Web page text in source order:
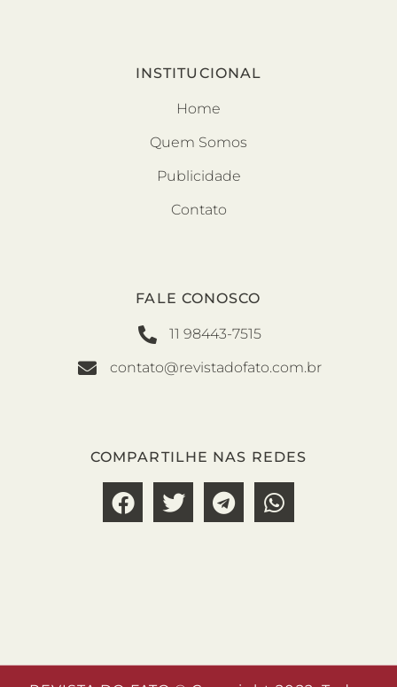
INSTITUCIONAL
Home
Quem Somos
Publicidade
Contato
FALE CONOSCO
11 98443-7515
contato@revistadofato.com.br
COMPARTILHE NAS REDES